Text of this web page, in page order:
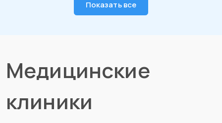
Показать все
Медицинские
клиники